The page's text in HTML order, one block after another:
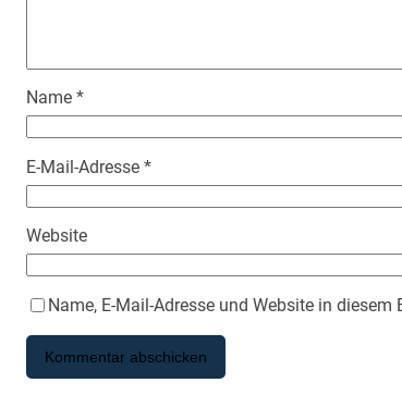
Name *
E-Mail-Adresse *
Website
Name, E-Mail-Adresse und Website in